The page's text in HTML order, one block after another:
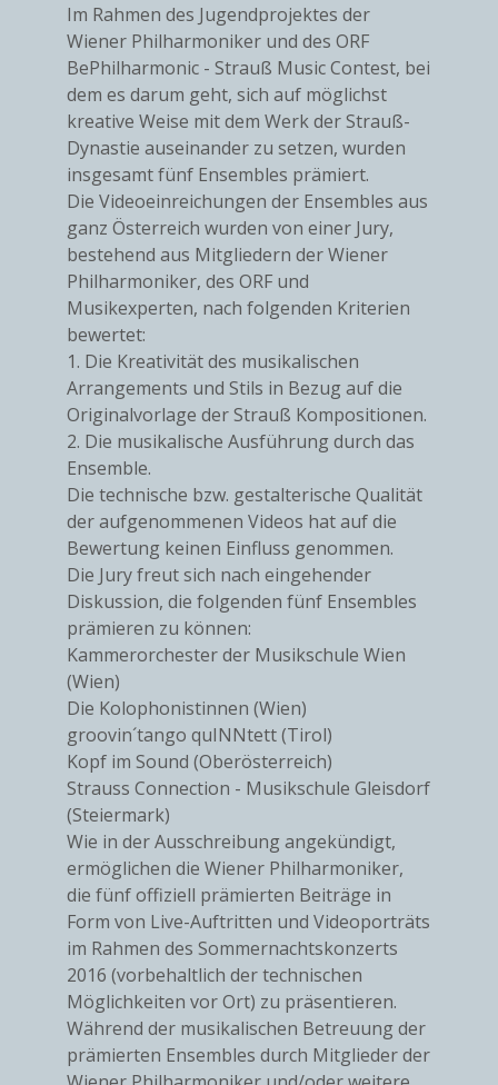
Im Rahmen des Jugendprojektes der
Wiener Philharmoniker und des ORF
BePhilharmonic - Strauß Music Contest, bei
dem es darum geht, sich auf möglichst
kreative Weise mit dem Werk der Strauß-
Dynastie auseinander zu setzen, wurden
insgesamt fünf Ensembles prämiert.
Die Videoeinreichungen der Ensembles aus
ganz Österreich wurden von einer Jury,
bestehend aus Mitgliedern der Wiener
Philharmoniker, des ORF und
Musikexperten, nach folgenden Kriterien
bewertet:
1. Die Kreativität des musikalischen
Arrangements und Stils in Bezug auf die
Originalvorlage der Strauß Kompositionen.
2. Die musikalische Ausführung durch das
Ensemble.
Die technische bzw. gestalterische Qualität
der aufgenommenen Videos hat auf die
Bewertung keinen Einfluss genommen.
Die Jury freut sich nach eingehender
Diskussion, die folgenden fünf Ensembles
prämieren zu können:
Kammerorchester der Musikschule Wien
(Wien)
Die Kolophonistinnen (Wien)
groovin´tango quINNtett (Tirol)
Kopf im Sound (Oberösterreich)
Strauss Connection - Musikschule Gleisdorf
(Steiermark)
Wie in der Ausschreibung angekündigt,
ermöglichen die Wiener Philharmoniker,
die fünf offiziell prämierten Beiträge in
Form von Live-Auftritten und Videoporträts
im Rahmen des Sommernachtskonzerts
2016 (vorbehaltlich der technischen
Möglichkeiten vor Ort) zu präsentieren.
Während der musikalischen Betreuung der
prämierten Ensembles durch Mitglieder der